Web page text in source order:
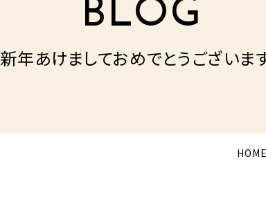
BLOG
新年あけましておめでとうございま
HOME